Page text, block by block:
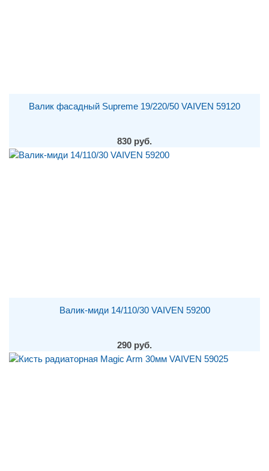
Валик фасадный Supreme 19/220/50 VAIVEN 59120
830 руб.
Валик-миди 14/110/30 VAIVEN 59200
290 руб.